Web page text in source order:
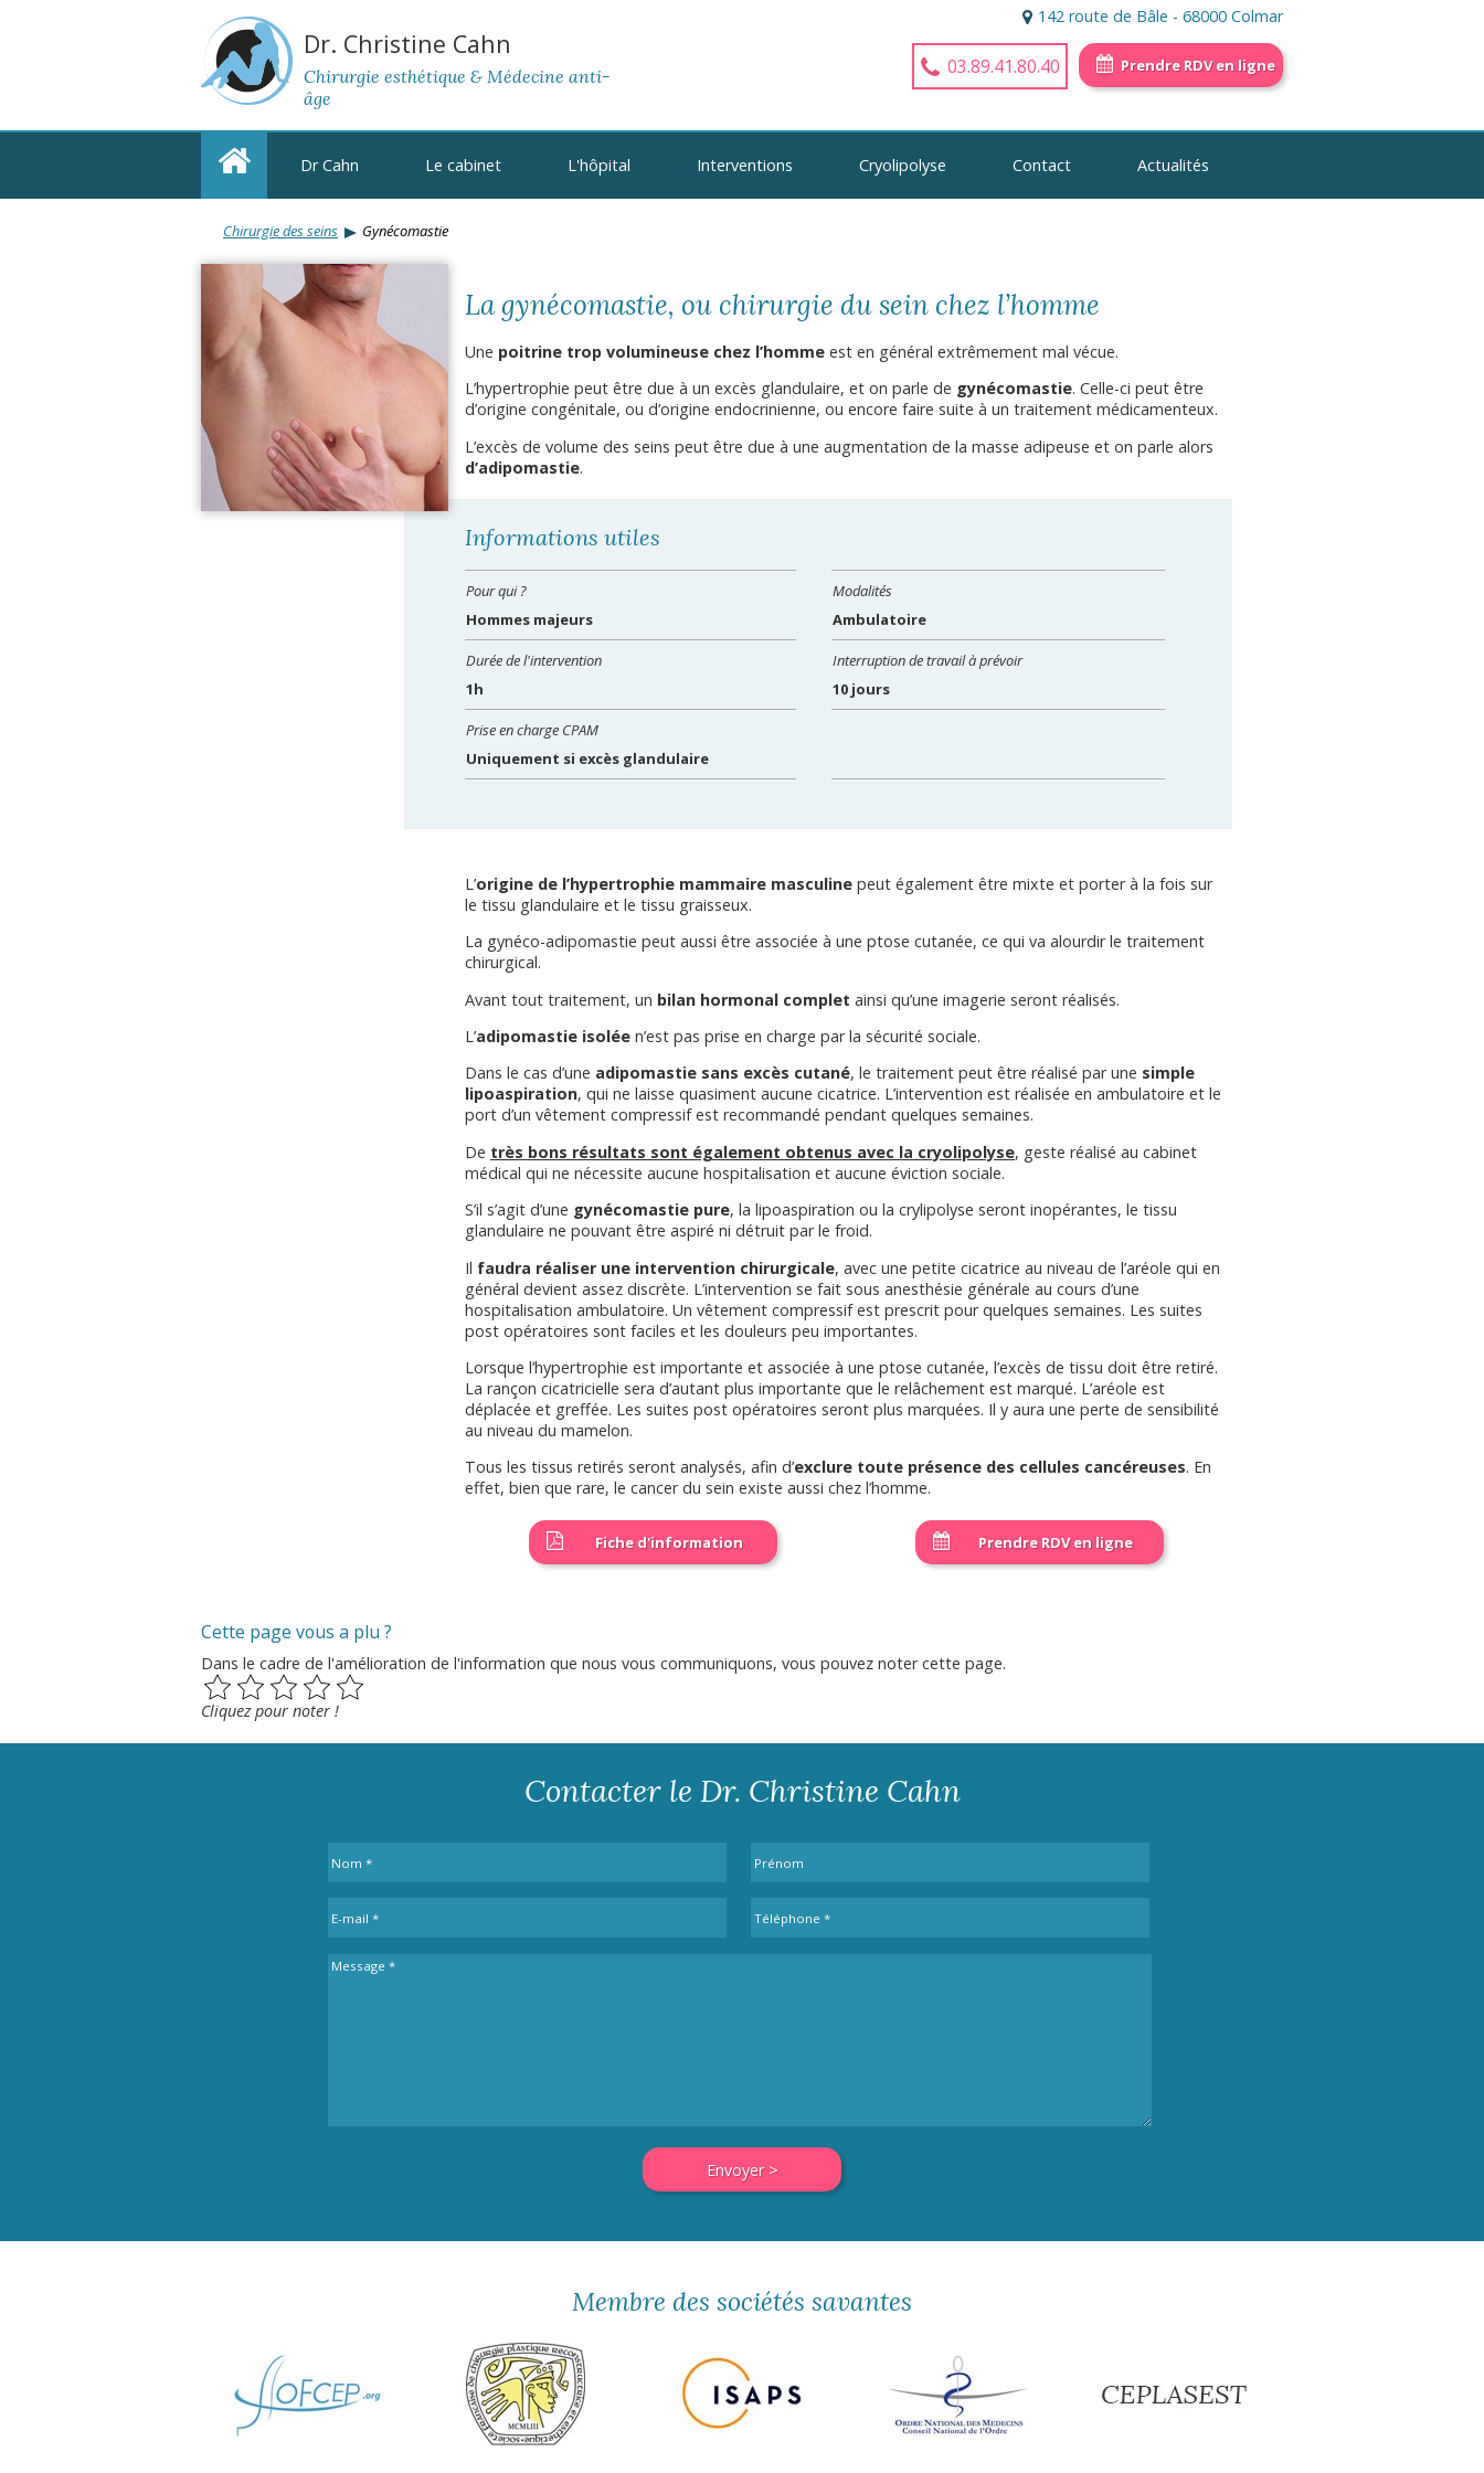
Dr. Christine Cahn
Chirurgie esthétique & Médecine anti-
âge
142 route de Bâle - 68000 Colmar
03.89.41.80.40 Prendre RDV en ligne
Dr Cahn Le cabinet L'hôpital Interventions Cryolipolyse Contact Actualités
Chirurgie des seins Gynécomastie
La gynécomastie, ou chirurgie du sein chez l’homme
Une poitrine trop volumineuse chez l’homme est en général extrêmement mal vécue.
L’hypertrophie peut être due à un excès glandulaire, et on parle de gynécomastie. Celle-ci peut être
d’origine congénitale, ou d’origine endocrinienne, ou encore faire suite à un traitement médicamenteux.
L’excès de volume des seins peut être due à une augmentation de la masse adipeuse et on parle alors
d’adipomastie.
Informations utiles
Pour qui ?
Hommes majeurs
Modalités
Ambulatoire
Durée de l'intervention
1h
Interruption de travail à prévoir
10 jours
Prise en charge CPAM
Uniquement si excès glandulaire
L’origine de l’hypertrophie mammaire masculine peut également être mixte et porter à la fois sur
le tissu glandulaire et le tissu graisseux.
La gynéco-adipomastie peut aussi être associée à une ptose cutanée, ce qui va alourdir le traitement
chirurgical.
Avant tout traitement, un bilan hormonal complet ainsi qu’une imagerie seront réalisés.
L’adipomastie isolée n’est pas prise en charge par la sécurité sociale.
Dans le cas d’une adipomastie sans excès cutané, le traitement peut être réalisé par une simple
lipoaspiration, qui ne laisse quasiment aucune cicatrice. L’intervention est réalisée en ambulatoire et le
port d’un vêtement compressif est recommandé pendant quelques semaines.
De très bons résultats sont également obtenus avec la cryolipolyse, geste réalisé au cabinet
médical qui ne nécessite aucune hospitalisation et aucune éviction sociale.
S’il s’agit d’une gynécomastie pure, la lipoaspiration ou la crylipolyse seront inopérantes, le tissu
glandulaire ne pouvant être aspiré ni détruit par le froid.
Il faudra réaliser une intervention chirurgicale, avec une petite cicatrice au niveau de l’aréole qui en
général devient assez discrète. L’intervention se fait sous anesthésie générale au cours d’une
hospitalisation ambulatoire. Un vêtement compressif est prescrit pour quelques semaines. Les suites
post opératoires sont faciles et les douleurs peu importantes.
Lorsque l’hypertrophie est importante et associée à une ptose cutanée, l’excès de tissu doit être retiré.
La rançon cicatricielle sera d’autant plus importante que le relâchement est marqué. L’aréole est
déplacée et greffée. Les suites post opératoires seront plus marquées. Il y aura une perte de sensibilité
au niveau du mamelon.
Tous les tissus retirés seront analysés, afin d’exclure toute présence des cellules cancéreuses. En
effet, bien que rare, le cancer du sein existe aussi chez l’homme.
Fiche d'information Prendre RDV en ligne
Cette page vous a plu ?
Dans le cadre de l'amélioration de l'information que nous vous communiquons, vous pouvez noter cette page.
Cliquez pour noter !
Contacter le Dr. Christine Cahn
Membre des sociétés savantes